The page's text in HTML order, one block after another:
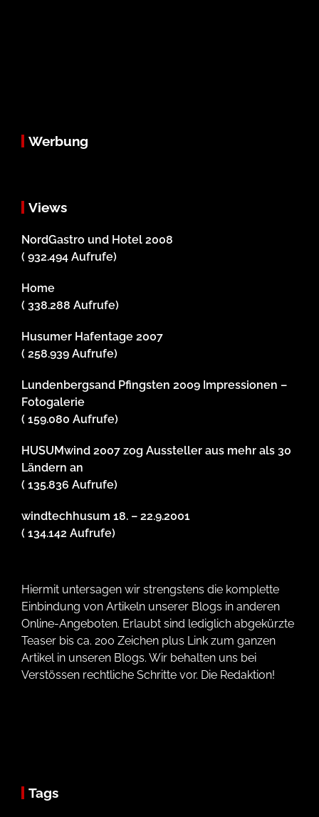
Werbung
Views
NordGastro und Hotel 2008
( 932.494 Aufrufe)
Home
( 338.288 Aufrufe)
Husumer Hafentage 2007
( 258.939 Aufrufe)
Lundenbergsand Pfingsten 2009 Impressionen –
Fotogalerie
( 159.080 Aufrufe)
HUSUMwind 2007 zog Aussteller aus mehr als 30
Ländern an
( 135.836 Aufrufe)
windtechhusum 18. – 22.9.2001
( 134.142 Aufrufe)
Hiermit untersagen wir strengstens die komplette
Einbindung von Artikeln unserer Blogs in anderen
Online-Angeboten. Erlaubt sind lediglich abgekürzte
Teaser bis ca. 200 Zeichen plus Link zum ganzen
Artikel in unseren Blogs. Wir behalten uns bei
Verstössen rechtliche Schritte vor. Die Redaktion!
Tags